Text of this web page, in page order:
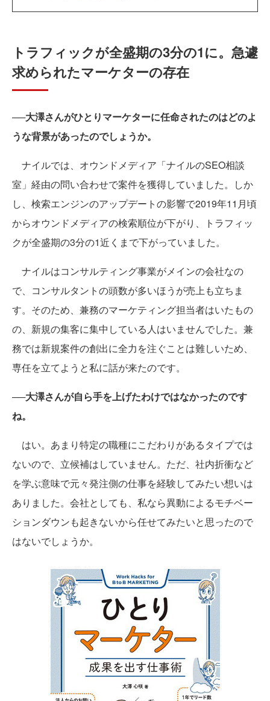
トラフィックが全盛期の3分の1に。急遽
求められたマーケターの存在
──大澤さんがひとりマーケターに任命されたのはどのよ
うな背景があったのでしょうか。
ナイルでは、オウンドメディア「ナイルのSEO相談
室」経由の問い合わせで案件を獲得していました。しか
し、検索エンジンのアップデートの影響で2019年11月頃
からオウンドメディアの検索順位が下がり、トラフィッ
クが全盛期の3分の1近くまで下がっていました。
ナイルはコンサルティング事業がメインの会社なの
で、コンサルタントの頭数が多いほうが売上も立ちま
す。そのため、兼務のマーケティング担当者はいたもの
の、新規の集客に集中している人はいませんでした。兼
務では新規案件の創出に全力を注ぐことは難しいため、
専任を立てようと私に話が来たのです。
──大澤さんが自ら手を上げたわけではなかったのです
ね。
はい。あまり特定の職種にこだわりがあるタイプでは
ないので、立候補はしていません。ただ、社内折衝など
を学ぶ意味で元々発注側の仕事を経験してみたい想いは
ありました。会社としても、私なら異動によるモチベー
ションダウンも起きないから任せてみたいと思ったので
はないでしょうか。